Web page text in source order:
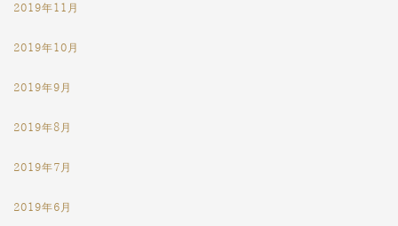
2019年11月
2019年10月
2019年9月
2019年8月
2019年7月
2019年6月